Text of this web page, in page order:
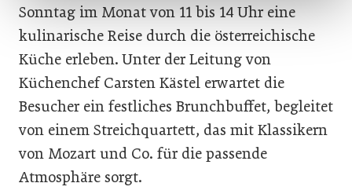
Sonntag im Monat von 11 bis 14 Uhr eine
kulinarische Reise durch die österreichische
Küche erleben. Unter der Leitung von
Küchenchef Carsten Kästel erwartet die
Besucher ein festliches Brunchbuffet, begleitet
von einem Streichquartett, das mit Klassikern
von Mozart und Co. für die passende
Atmosphäre sorgt.